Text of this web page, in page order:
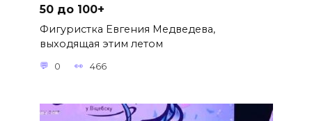
50 до 100+
Фигуристка Евгения Медведева,
выходящая этим летом
0 466